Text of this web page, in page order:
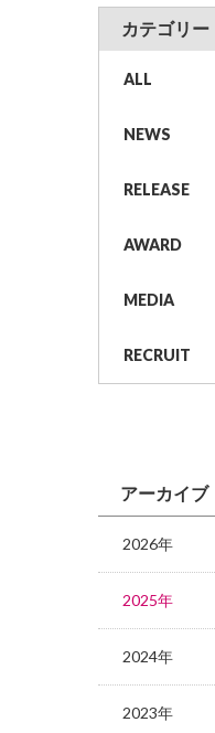
カテゴリー
ALL
NEWS
RELEASE
AWARD
MEDIA
RECRUIT
アーカイブ
2026年
2025年
2024年
2023年